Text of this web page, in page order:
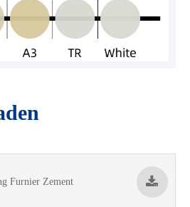
Furnier Zement